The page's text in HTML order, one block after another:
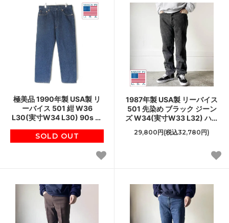
極美品 1990年製 USA製 リ
ーバイス 501 紺 W36
L30(実寸W34 L30) 90s 毛
ンテージ D154
SOLD OUT
1987年製 USA製 リーバイス
501 先染め ブラック ジーン
ズ W34(実寸W33 L32) ハチ
マル アメリカ製 80s デニム
ビンテージ D154
29,800円(税込32,780円)